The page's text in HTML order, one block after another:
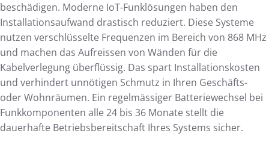
beschädigen. Moderne IoT-Funklösungen haben den
Installationsaufwand drastisch reduziert. Diese Systeme
nutzen verschlüsselte Frequenzen im Bereich von 868 MHz
und machen das Aufreissen von Wänden für die
Kabelverlegung überflüssig. Das spart Installationskosten
und verhindert unnötigen Schmutz in Ihren Geschäfts-
oder Wohnräumen. Ein regelmässiger Batteriewechsel bei
Funkkomponenten alle 24 bis 36 Monate stellt die
dauerhafte Betriebsbereitschaft Ihres Systems sicher.